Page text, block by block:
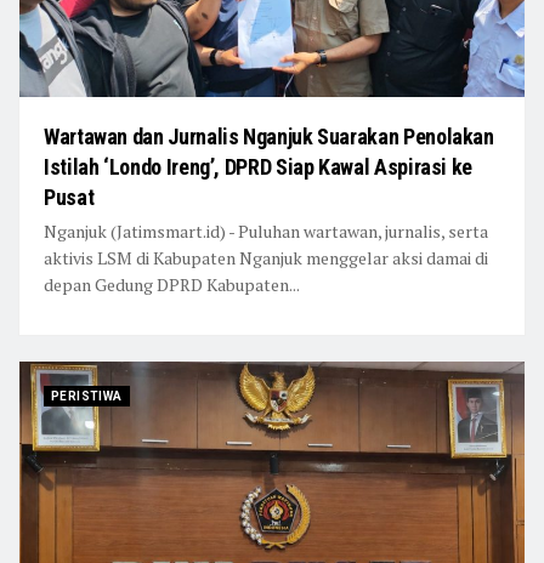
Wartawan dan Jurnalis Nganjuk Suarakan Penolakan
Istilah ‘Londo Ireng’, DPRD Siap Kawal Aspirasi ke
Pusat
Nganjuk (Jatimsmart.id) - Puluhan wartawan, jurnalis, serta
aktivis LSM di Kabupaten Nganjuk menggelar aksi damai di
depan Gedung DPRD Kabupaten...
PERISTIWA